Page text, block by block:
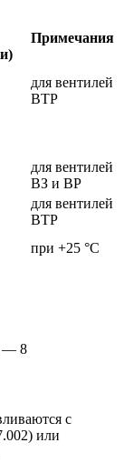
Примечания
для вентилей
ВТР
для вентилей
ВЗ и ВР
для вентилей
ВТР
при +25 °С
— 8
с
или